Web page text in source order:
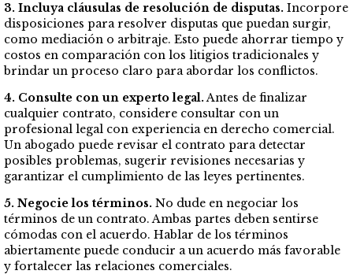
3. Incluya cláusulas de resolución de disputas. Incorpore
disposiciones para resolver disputas que puedan surgir,
como mediación o arbitraje. Esto puede ahorrar tiempo y
costos en comparación con los litigios tradicionales y
brindar un proceso claro para abordar los conflictos.
4. Consulte con un experto legal.Antes de finalizar
cualquier contrato, considere consultar con un
profesional legal con experiencia en derecho comercial.
Un abogado puede revisar el contrato para detectar
posibles problemas, sugerir revisiones necesarias y
garantizar el cumplimiento de las leyes pertinentes.
5. Negocie los términos. No dude en negociar los
términos de un contrato. Ambas partes deben sentirse
cómodas con el acuerdo. Hablar de los términos
abiertamente puede conducir a un acuerdo más favorable
y fortalecer las relaciones comerciales.